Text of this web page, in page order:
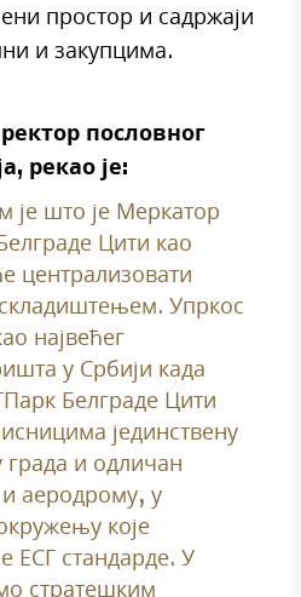
простор и садржаји
и закупцима.
пословног
рекао је:
је што је Меркатор
Цити као
централизовати
Упркос
највећег
у Србији када
Белграде Цити
јединствену
града и одличан
и аеродрому, у
које
ЕСГ стандарде. У
стратешким